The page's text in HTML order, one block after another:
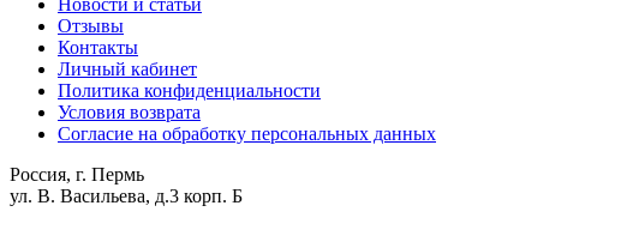
Отзывы
Контакты
Личный кабинет
Политика конфиденциальности
Условия возврата
Согласие на обработку персональных данных
Россия, г. Пермь
ул. В. Васильева, д.3 корп. Б